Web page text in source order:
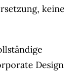
keine
Design